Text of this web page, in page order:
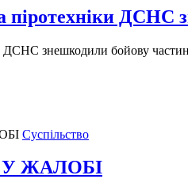
ДСНС
ДСНС знешкодили бойову
Суспільство
ЖАЛОБІ